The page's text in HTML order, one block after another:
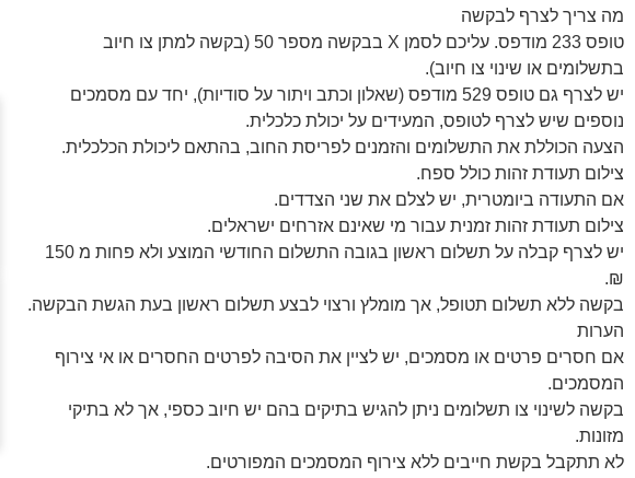
מה צריך לצרף לבקשה
טופס 233 מודפס. עליכם לסמן X בבקשה מספר 50 (בקשה למתן צו חיוב
בתשלומים או שינוי צו חיוב).
יש לצרף גם טופס 529 מודפס (שאלון וכתב ויתור על סודיות), יחד עם מסמכים
נוספים שיש לצרף לטופס, המעידים על יכולת כלכלית.
הצעה הכוללת את התשלומים והזמנים לפריסת החוב, בהתאם ליכולת הכלכלית.
צילום תעודת זהות כולל ספח.
אם התעודה ביומטרית, יש לצלם את שני הצדדים.
צילום תעודת זהות זמנית עבור מי שאינם אזרחים ישראלים.
יש לצרף קבלה על תשלום ראשון בגובה התשלום החודשי המוצע ולא פחות מ 150
₪.
בקשה ללא תשלום תטופל, אך מומלץ ורצוי לבצע תשלום ראשון בעת הגשת הבקשה.
הערות
אם חסרים פרטים או מסמכים, יש לציין את הסיבה לפרטים החסרים או אי צירוף
המסמכים.
בקשה לשינוי צו תשלומים ניתן להגיש בתיקים בהם יש חיוב כספי, אך לא בתיקי
מזונות.
לא תתקבל בקשת חייבים ללא צירוף המסמכים המפורטים.